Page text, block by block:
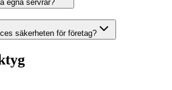
egna servrar?
säkerheten för företag?